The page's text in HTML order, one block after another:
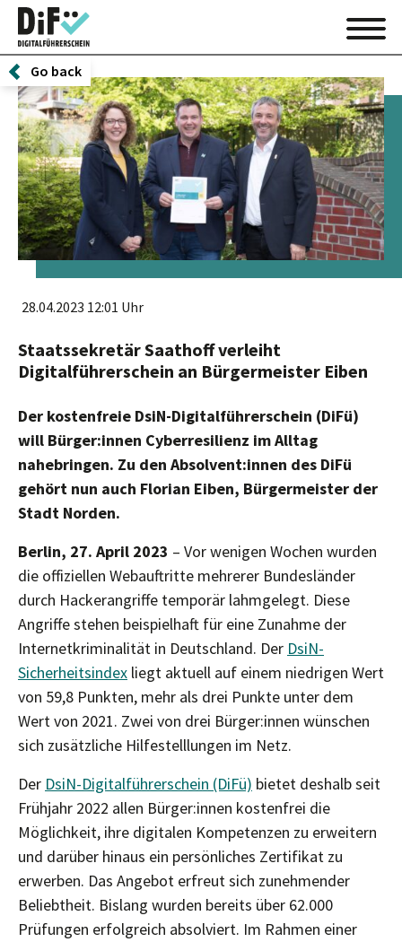
Go back
28.04.2023 12:01 Uhr
Staatssekretär Saathoff verleiht
Digitalführerschein an Bürgermeister Eiben
Der kostenfreie DsiN-Digitalführerschein (DiFü)
will Bürger:innen Cyberresilienz im Alltag
nahebringen. Zu den Absolvent:innen des DiFü
gehört nun auch Florian Eiben, Bürgermeister der
Stadt Norden.
Berlin, 27. April 2023 – Vor wenigen Wochen wurden
die offiziellen Webauftritte mehrerer Bundesländer
durch Hackerangriffe temporär lahmgelegt. Diese
Angriffe stehen beispielhaft für eine Zunahme der
Internetkriminalität in Deutschland. Der DsiN-
Sicherheitsindex liegt aktuell auf einem niedrigen Wert
von 59,8 Punkten, mehr als drei Punkte unter dem
Wert von 2021. Zwei von drei Bürger:innen wünschen
sich zusätzliche Hilfestelllungen im Netz.
Der DsiN-Digitalführerschein (DiFü) bietet deshalb seit
Frühjahr 2022 allen Bürger:innen kostenfrei die
Möglichkeit, ihre digitalen Kompetenzen zu erweitern
und darüber hinaus ein persönliches Zertifikat zu
erwerben. Das Angebot erfreut sich zunehmender
Beliebtheit. Bislang wurden bereits über 62.000
Prüfungen erfolgreich absolviert. Im Rahmen einer